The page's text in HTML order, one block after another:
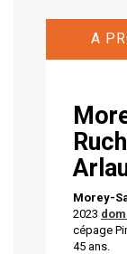
A
Morey-
2023
cépage
45 ans.